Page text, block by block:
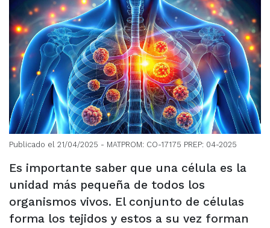
Publicado el 21/04/2025 - MATPROM: CO-17175 PREP: 04-2025
Es importante saber que una célula es la
unidad más pequeña de todos los
organismos vivos. El conjunto de células
forma los tejidos y estos a su vez forman